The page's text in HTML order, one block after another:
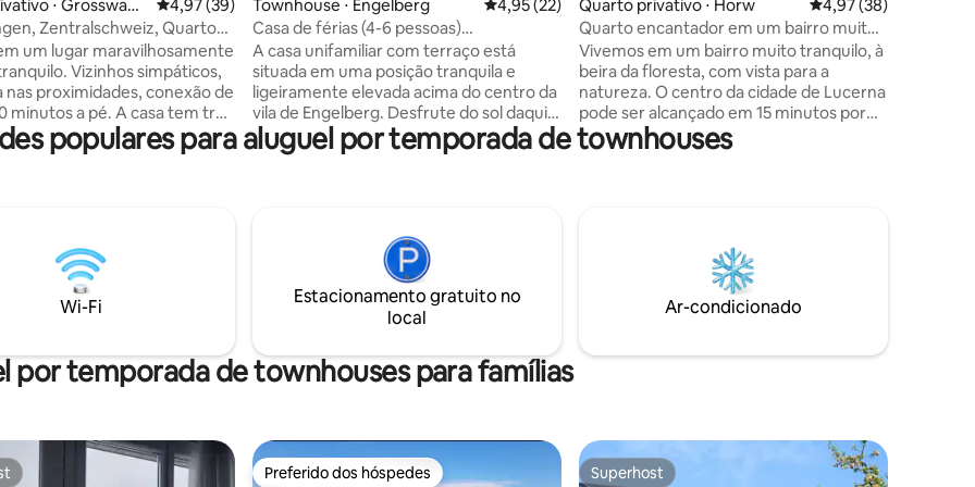
⋅ Grosswang
4,97 de uma avaliação média de 5, 39 avaliações
4,97 (39)
Zentralschweiz, Quarto
um lugar maravilhosamente
Vizinhos simpáticos,
nas proximidades, conexão de
minutos a pé. A casa tem três
-nós possuímos metade
dois andares, com assento e
Schwyzer Berge (Mythen,
Engelberg(Titlis, Brunni,
todas a cerca de 45-60
distância.
Townhouse ⋅ Engelberg 4,95 de uma avaliação média de 5, 22 avaliações
4,95 (22)
Casa de férias (4-6 pessoas)
"Bärg&Ängel" com vista panorâmica
A casa unifamiliar com terraço está
situada em uma posição tranquila e
ligeiramente elevada acima do centro da
vila de Engelberg. Desfrute do sol daqui,
vista irrestrita de Titlis, Hahnen +
Spannörter. O centro da vila, a piscina, o
ferroviária ficam a apenas 5 minutos a
pé. O acesso para descarga é através do
Hotel Terrace. O ônibus gratuito para as
áreas de esqui para no Kurpark.
Quarto privativo ⋅ Horw 4,97 de uma
4,97 (38)
Quarto encantador em um bairro muito
tranquilo
Vivemos em um bairro muito tranquilo, à
beira da floresta, com vista para a
natureza. O centro da cidade de Lucerna
pode ser alcançado em 15 minutos por
transporte público. O ponto de ônibus
Spitz fica a 5 minutos a pé (300 m,
na vizinhança. O Lago Lucerna fica muito
populares para aluguel por temporada de townhouses
Wi-Fi
Estacionamento gratuito no
local
Ar-condicionado
por temporada de townhouses para famílias
Preferido dos hóspedes
Preferido dos hóspedes Superhost
Superhost